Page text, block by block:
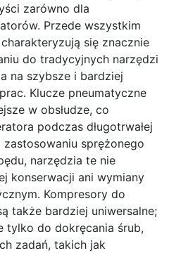
zarówno dla
Przede wszystkim
się znacznie
do tradycyjnych narzędzi
na szybsze i bardziej
Klucze pneumatyczne
w obsłudze, co
podczas długotrwałej
sprężonego
narzędzia te nie
konserwacji ani wymiany
Kompresory do
także bardziej uniwersalne;
tylko do dokręcania śrub,
zadań, takich jak